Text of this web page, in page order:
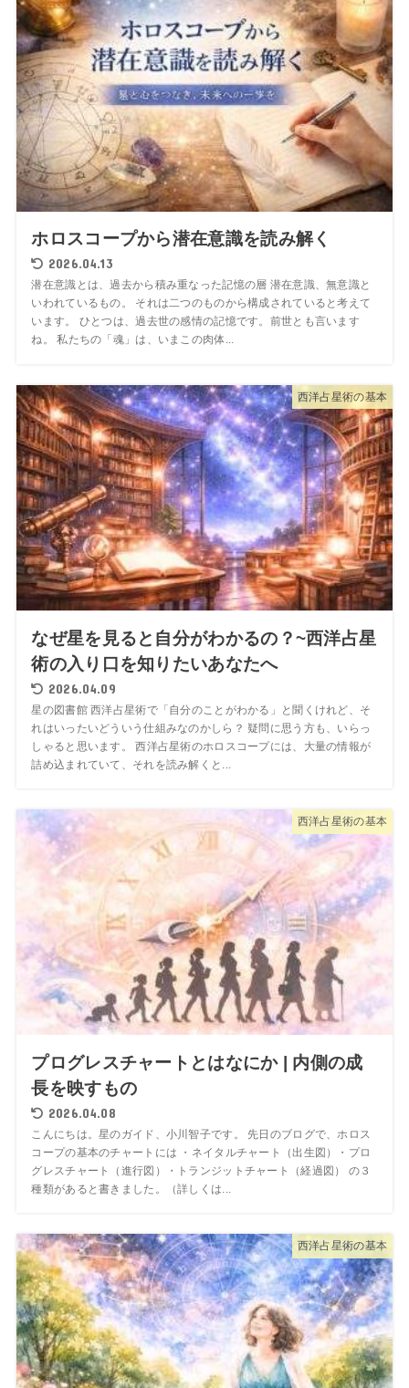
ホロスコープから潜在意識を読み解く
2026.04.13
潜在意識とは、過去から積み重なった記憶の層 潜在意識、無意識と
いわれているもの。 それは二つのものから構成されていると考えて
います。 ひとつは、過去世の感情の記憶です。前世とも言います
ね。 私たちの「魂」は、いまこの肉体...
西洋占星術の基本
なぜ星を見ると自分がわかるの？~西洋占星
術の入り口を知りたいあなたへ
2026.04.09
星の図書館 西洋占星術で「自分のことがわかる」と聞くけれど、そ
れはいったいどういう仕組みなのかしら？ 疑問に思う方も、いらっ
しゃると思います。 西洋占星術のホロスコープには、大量の情報が
詰め込まれていて、それを読み解くと...
西洋占星術の基本
プログレスチャートとはなにか | 内側の成
長を映すもの
2026.04.08
こんにちは。星のガイド、小川智子です。 先日のブログで、ホロス
コープの基本のチャートには ・ネイタルチャート（出生図）・プロ
グレスチャート（進行図）・トランジットチャート（経過図） の３
種類があると書きました。（詳しくは...
西洋占星術の基本